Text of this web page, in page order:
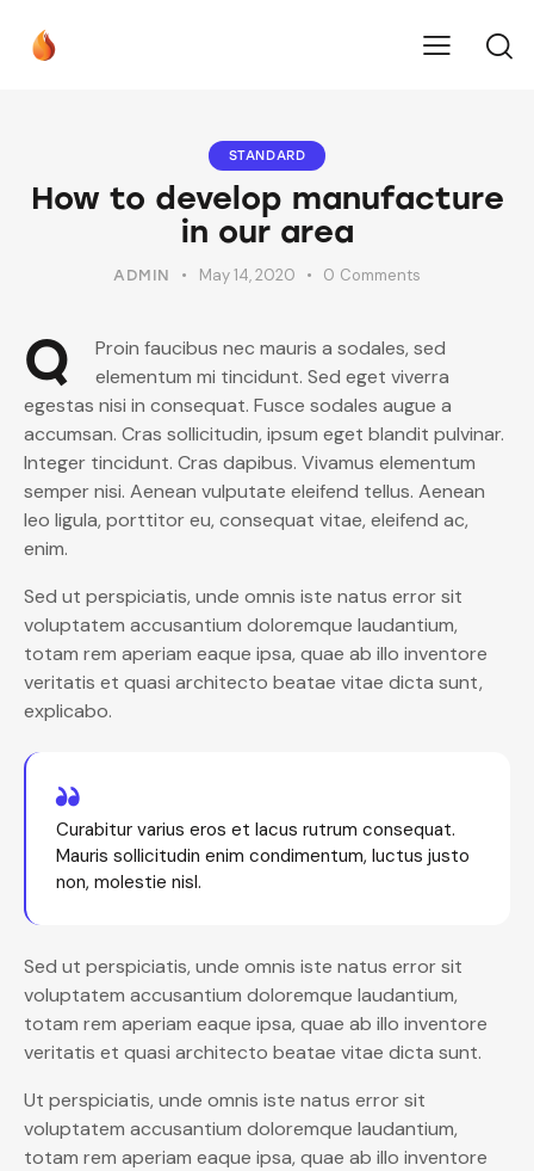
STANDARD
How to develop manufacture
in our area
ADMIN May 14, 2020 0 Comments
Q
Proin faucibus nec mauris a sodales, sed
elementum mi tincidunt. Sed eget viverra
egestas nisi in consequat. Fusce sodales augue a
accumsan. Cras sollicitudin, ipsum eget blandit pulvinar.
Integer tincidunt. Cras dapibus. Vivamus elementum
semper nisi. Aenean vulputate eleifend tellus. Aenean
leo ligula, porttitor eu, consequat vitae, eleifend ac,
enim.
Sed ut perspiciatis, unde omnis iste natus error sit
voluptatem accusantium doloremque laudantium,
totam rem aperiam eaque ipsa, quae ab illo inventore
veritatis et quasi architecto beatae vitae dicta sunt,
explicabo.
Curabitur varius eros et lacus rutrum consequat.
Mauris sollicitudin enim condimentum, luctus justo
non, molestie nisl.
Sed ut perspiciatis, unde omnis iste natus error sit
voluptatem accusantium doloremque laudantium,
totam rem aperiam eaque ipsa, quae ab illo inventore
veritatis et quasi architecto beatae vitae dicta sunt.
Ut perspiciatis, unde omnis iste natus error sit
voluptatem accusantium doloremque laudantium,
totam rem aperiam eaque ipsa, quae ab illo inventore